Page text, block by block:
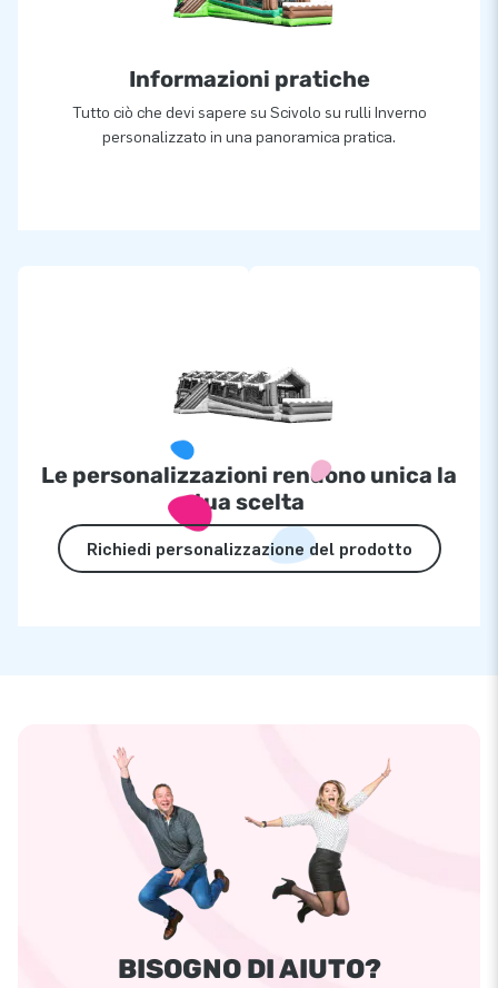
Informazioni pratiche
Tutto ciò che devi sapere su Scivolo su rulli Inverno
personalizzato in una panoramica pratica.
Le personalizzazioni rendono unica la
tua scelta
Richiedi personalizzazione del prodotto
BISOGNO DI AIUTO?